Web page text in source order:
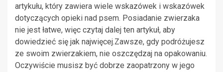
artykułu, który zawiera wiele wskazówek i wskazówek
dotyczących opieki nad psem. Posiadanie zwierzaka
nie jest łatwe, więc czytaj dalej ten artykuł, aby
dowiedzieć się jak najwięcej.Zawsze, gdy podróżujesz
ze swoim zwierzakiem, nie oszczędzaj na opakowaniu.
Oczywiście musisz być dobrze zaopatrzony w jego